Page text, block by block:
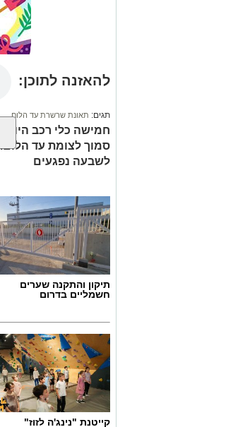
להאזנה לתוכן:
תגים: תאונת שרשרת עד הלום
סמוך לצומת עד הלום.
לשבעה נפגעים
תיקון והתקנה שערים
חשמליים בדרום
קייטנת "נינג'ה לזוז"